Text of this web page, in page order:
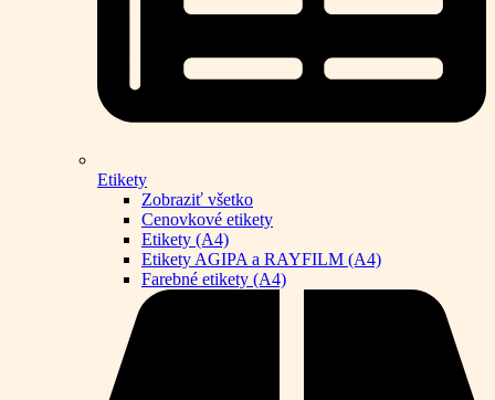
Etikety
Zobraziť všetko
Cenovkové etikety
Etikety (A4)
Etikety AGIPA a RAYFILM (A4)
Farebné etikety (A4)